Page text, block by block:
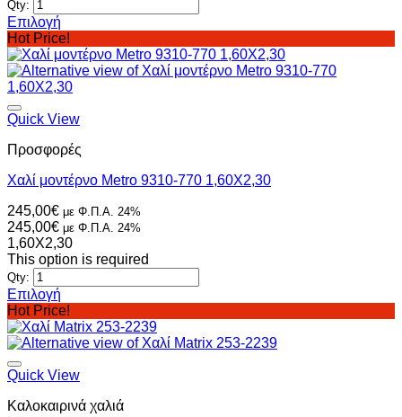
Qty:
Επιλογή
Αυτό
το
προϊόν
έχει
πολλαπλές
παραλλαγές.
επιλογές
να
στη
σελίδα
του
προϊόντος
Hot Price!
Quick View
Προσφορές
Xαλί μοντέρνο Metro 9310-770 1,60Χ2,30
245,00€ με Φ.Π.Α. 24%
245,00€ με Φ.Π.Α. 24%
1,60X2,30
This option is required
Qty:
Επιλογή
Αυτό
το
προϊόν
έχει
πολλαπλές
Οι
Hot Price!
Quick View
Καλοκαιρινά χαλιά